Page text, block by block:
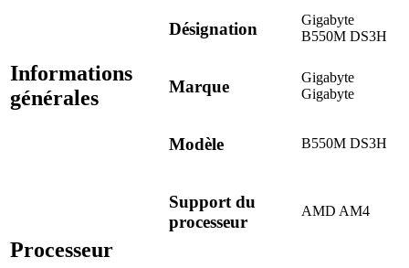
Informations
générales
Désignation
Gigabyte
B550M DS3H
Marque
Gigabyte
Gigabyte
Modèle B550M DS3H
Processeur
Support du
processeur
AMD AM4